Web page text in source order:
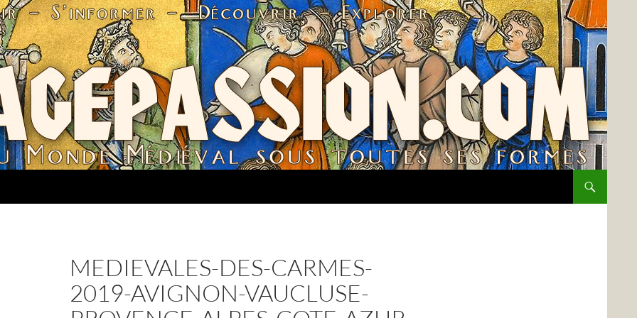
MEDIEVALES-DES-CARMES-
2019-AVIGNON-VAUCLUSE-